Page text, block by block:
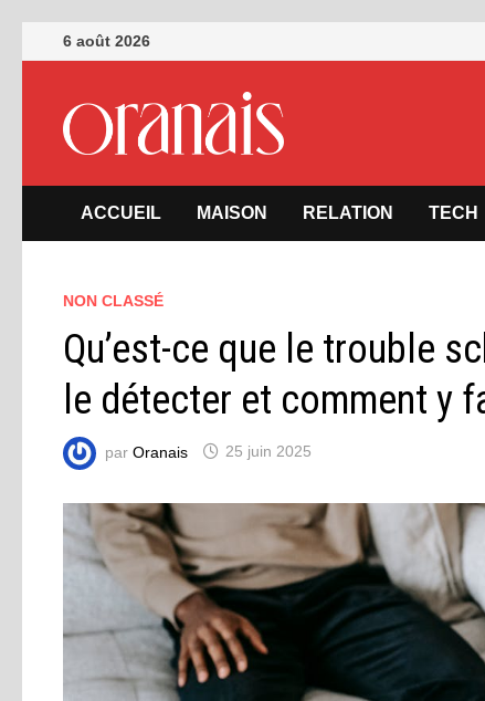
Passer
au
6 août 2026
ACCUEIL MAISON RELATION TECH
NON CLASSÉ
Qu’est-ce que le trouble
le détecter et comment y
parOranais 25 juin 2025